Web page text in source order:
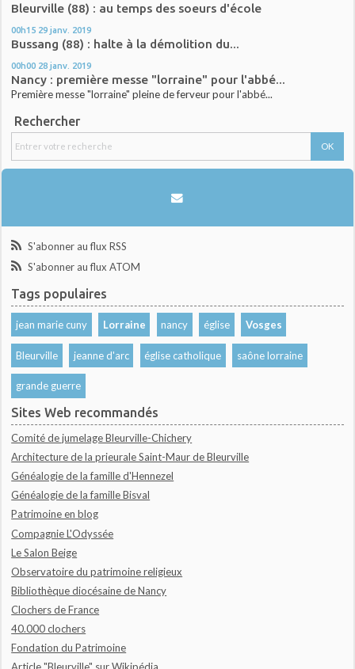
Bleurville (88) : au temps des soeurs d'école
00h15 29 janv. 2019
Bussang (88) : halte à la démolition du...
00h00 28 janv. 2019
Nancy : première messe "lorraine" pour l'abbé...
Première messe "lorraine" pleine de ferveur pour l'abbé...
Rechercher
S'abonner au flux RSS
S'abonner au flux ATOM
Tags populaires
jean marie cuny Lorraine nancy église Vosges
Bleurville jeanne d'arc église catholique saône lorraine
grande guerre
Sites Web recommandés
Comité de jumelage Bleurville-Chichery
Architecture de la prieurale Saint-Maur de Bleurville
Généalogie de la famille d'Hennezel
Généalogie de la famille Bisval
Patrimoine en blog
Compagnie L'Odyssée
Le Salon Beige
Observatoire du patrimoine religieux
Bibliothèque diocésaine de Nancy
Clochers de France
40.000 clochers
Fondation du Patrimoine